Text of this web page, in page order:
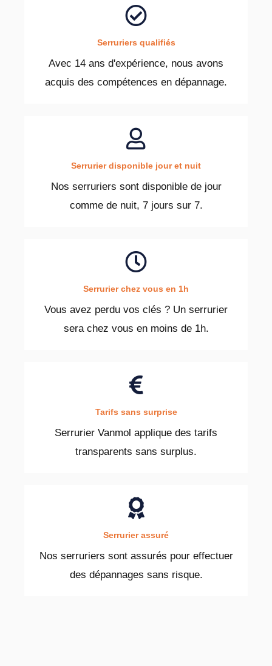
Serruriers qualifiés
Avec 14 ans d'expérience, nous avons
acquis des compétences en dépannage.
Serrurier disponible jour et nuit
Nos serruriers sont disponible de jour
comme de nuit, 7 jours sur 7.
Serrurier chez vous en 1h
Vous avez perdu vos clés ? Un serrurier
sera chez vous en moins de 1h.
Tarifs sans surprise
Serrurier Vanmol applique des tarifs
transparents sans surplus.
Serrurier assuré
Nos serruriers sont assurés pour effectuer
des dépannages sans risque.